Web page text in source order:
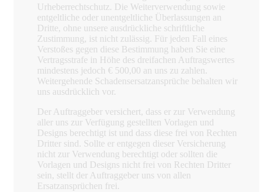
Urheberrechtschutz. Die Weiterverwendung sowie
entgeltliche oder unentgeltliche Überlassungen an
Dritte, ohne unsere ausdrückliche schriftliche
Zustimmung, ist nicht zulässig. Für jeden Fall eines
Verstoßes gegen diese Bestimmung haben Sie eine
Vertragsstrafe in Höhe des dreifachen Auftragswertes
mindestens jedoch € 500,00 an uns zu zahlen.
Weitergehende Schadensersatzansprüche behalten wir
uns ausdrücklich vor.
Der Auftraggeber versichert, dass er zur Verwendung
aller uns zur Verfügung gestellten Vorlagen und
Designs berechtigt ist und dass diese frei von Rechten
Dritter sind. Sollte er entgegen dieser Versicherung
nicht zur Verwendung berechtigt oder sollten die
Vorlagen und Designs nicht frei von Rechten Dritter
sein, stellt der Auftraggeber uns von allen
Ersatzansprüchen frei.